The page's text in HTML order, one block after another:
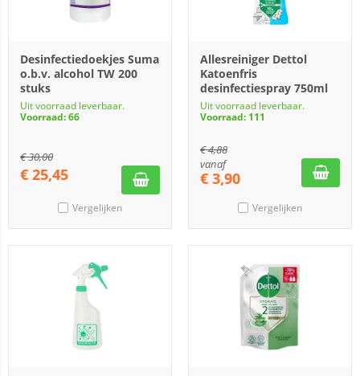
Desinfectiedoekjes Suma
o.b.v. alcohol TW 200
stuks
Uit voorraad leverbaar.
Voorraad: 66
€30,00
€ 25,45
Vergelijken
Allesreiniger Dettol
Katoenfris
desinfectiespray 750ml
Uit voorraad leverbaar.
Voorraad: 111
€4,88
vanaf
€ 3,90
Vergelijken